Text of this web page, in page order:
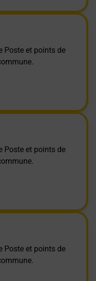
Poste et points de
Poste et points de
Poste et points de